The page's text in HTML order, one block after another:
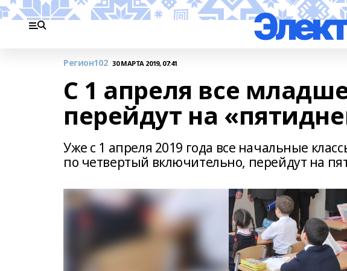
Регион102 30 МАРТА 2019, 07:41
С 1 апреля все
перейдут на
Уже с 1 апреля 2019 года все начальные
по четвертый включительно, перейдут на